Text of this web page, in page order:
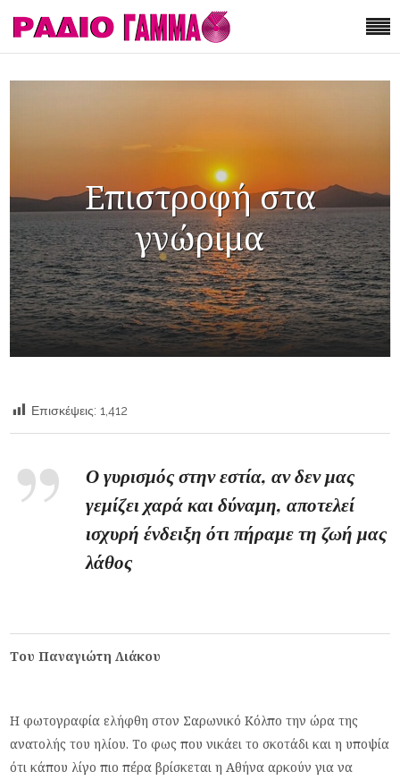
Επιστροφή στα
γνώριμα
Επισκέψεις: 1,412
Ο γυρισμός στην εστία, αν δεν μας
γεμίζει χαρά και δύναμη, αποτελεί
ισχυρή ένδειξη ότι πήραμε τη ζωή μας
λάθος
Του Παναγιώτη Λιάκου
Η φωτογραφία ελήφθη στον Σαρωνικό Κόλπο την ώρα της
ανατολής του ηλίου. Το φως που νικάει το σκοτάδι και η υποψία
ότι κάπου λίγο πιο πέρα βρίσκεται η Αθήνα αρκούν για να